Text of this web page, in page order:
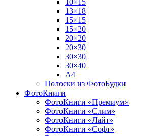
13×18
15×15
15×20
20×20
20×30
30×30
30×40
A4
Полоски из ФотоБудки
ФотоКниги
ФотоКниги «Премиум»
ФотоКниги «Слим»
ФотоКниги «Лайт»
ФотоКниги «Софт»